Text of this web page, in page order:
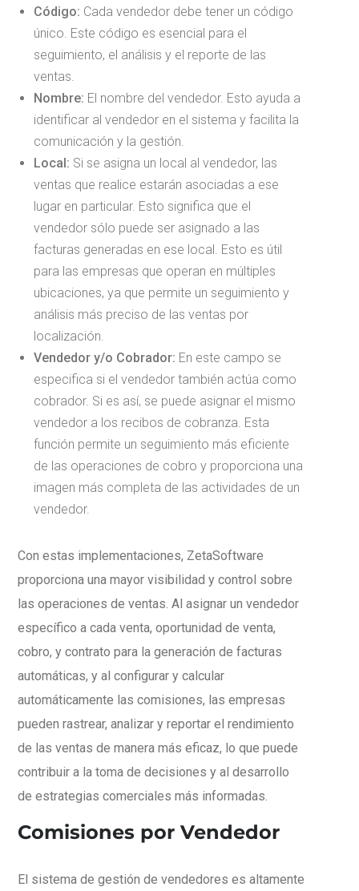
Código: Cada vendedor debe tener un código
único. Este código es esencial para el
seguimiento, el análisis y el reporte de las
ventas.
Nombre: El nombre del vendedor. Esto ayuda a
identificar al vendedor en el sistema y facilita la
comunicación y la gestión.
Local: Si se asigna un local al vendedor, las
ventas que realice estarán asociadas a ese
lugar en particular. Esto significa que el
vendedor sólo puede ser asignado a las
facturas generadas en ese local. Esto es útil
para las empresas que operan en múltiples
ubicaciones, ya que permite un seguimiento y
análisis más preciso de las ventas por
localización.
Vendedor y/o Cobrador: En este campo se
especifica si el vendedor también actúa como
cobrador. Si es así, se puede asignar el mismo
vendedor a los recibos de cobranza. Esta
función permite un seguimiento más eficiente
de las operaciones de cobro y proporciona una
imagen más completa de las actividades de un
vendedor.
Con estas implementaciones, ZetaSoftware
proporciona una mayor visibilidad y control sobre
las operaciones de ventas. Al asignar un vendedor
específico a cada venta, oportunidad de venta,
cobro, y contrato para la generación de facturas
automáticas, y al configurar y calcular
automáticamente las comisiones, las empresas
pueden rastrear, analizar y reportar el rendimiento
de las ventas de manera más eficaz, lo que puede
contribuir a la toma de decisiones y al desarrollo
de estrategias comerciales más informadas.
Comisiones por Vendedor
El sistema de gestión de vendedores es altamente